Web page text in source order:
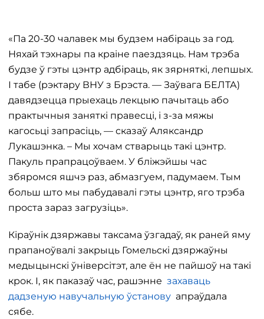
«Па 20-30 чалавек мы будзем набіраць за год.
Няхай тэхнары па краіне паездзяць. Нам трэба
будзе ў гэты цэнтр адбіраць, як зярняткі, лепшых.
І табе (рэктару ВНУ з Брэста. — Заўвага БЕЛТА)
давядзецца прыехаць лекцыю пачытаць або
практычныя заняткі правесці, і з-за мяжы
кагосьці запрасіць, — сказаў Аляксандр
Лукашэнка. – Мы хочам стварыць такі цэнтр.
Пакуль прапрацоўваем. У бліжэйшы час
збяромся яшчэ раз, абмазгуем, падумаем. Тым
больш што мы пабудавалі гэты цэнтр, яго трэба
проста зараз загрузіць».
Кіраўнік дзяржавы таксама ўзгадаў, як раней яму
прапаноўвалі закрыць Гомельскі дзяржаўны
медыцынскі ўніверсітэт, але ён не пайшоў на такі
крок. І, як паказаў час, рашэнне захаваць
дадзеную навучальную ўстанову апраўдала
сябе.